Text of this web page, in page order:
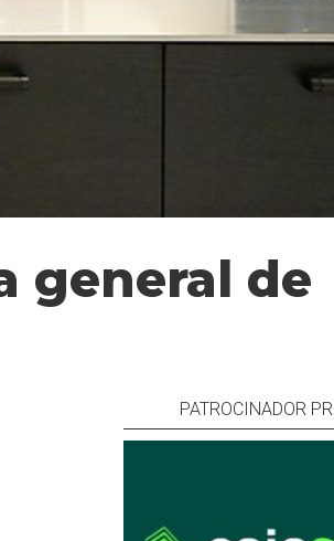
general de
PATROCINADOR